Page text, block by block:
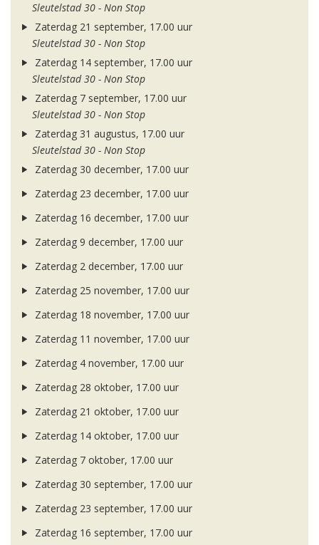
Sleutelstad 30 - Non Stop
Zaterdag 21 september, 17.00 uur
Sleutelstad 30 - Non Stop
Zaterdag 14 september, 17.00 uur
Sleutelstad 30 - Non Stop
Zaterdag 7 september, 17.00 uur
Sleutelstad 30 - Non Stop
Zaterdag 31 augustus, 17.00 uur
Sleutelstad 30 - Non Stop
Zaterdag 30 december, 17.00 uur
Zaterdag 23 december, 17.00 uur
Zaterdag 16 december, 17.00 uur
Zaterdag 9 december, 17.00 uur
Zaterdag 2 december, 17.00 uur
Zaterdag 25 november, 17.00 uur
Zaterdag 18 november, 17.00 uur
Zaterdag 11 november, 17.00 uur
Zaterdag 4 november, 17.00 uur
Zaterdag 28 oktober, 17.00 uur
Zaterdag 21 oktober, 17.00 uur
Zaterdag 14 oktober, 17.00 uur
Zaterdag 7 oktober, 17.00 uur
Zaterdag 30 september, 17.00 uur
Zaterdag 23 september, 17.00 uur
Zaterdag 16 september, 17.00 uur